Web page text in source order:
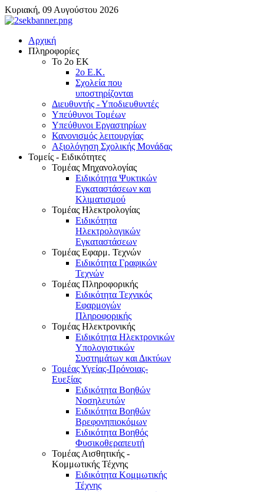
Κυριακή, 09 Αυγούστου 2026
Αρχική
Πληροφορίες
Το 2ο ΕΚ
2ο Ε.Κ.
Σχολεία που
υποστηρίζονται
Διευθυντής - Υποδιευθυντές
Υπεύθυνοι Τομέων
Υπεύθυνοι Εργαστηρίων
Κανονισμός λειτουργίας
Αξιολόγηση Σχολικής Μονάδας
Τομείς - Ειδικότητες
Τομέας Μηχανολογίας
Ειδικότητα Ψυκτικών
Εγκαταστάσεων και
Κλιματισμού
Τομέας Ηλεκτρολογίας
Ειδικότητα
Ηλεκτρολογικών
Εγκαταστάσεων
Τομέας Εφαρμ. Τεχνών
Ειδικότητα Γραφικών
Τεχνών
Τομέας Πληροφορικής
Ειδικότητα Τεχνικός
Εφαρμογών
Πληροφορικής
Τομέας Ηλεκτρονικής
Ειδικότητα Ηλεκτρονικών
Υπολογιστικών
Συστημάτων και Δικτύων
Τομέας Υγείας-Πρόνοιας-
Ευεξίας
Ειδικότητα Βοηθών
Νοσηλευτών
Ειδικότητα Βοηθών
Βρεφονηπιοκόμων
Ειδικότητα Βοηθός
Φυσικοθεραπευτή
Τομέας Αισθητικής -
Κομμωτικής Τέχνης
Ειδικότητα Κομμωτικής
Τέχνης